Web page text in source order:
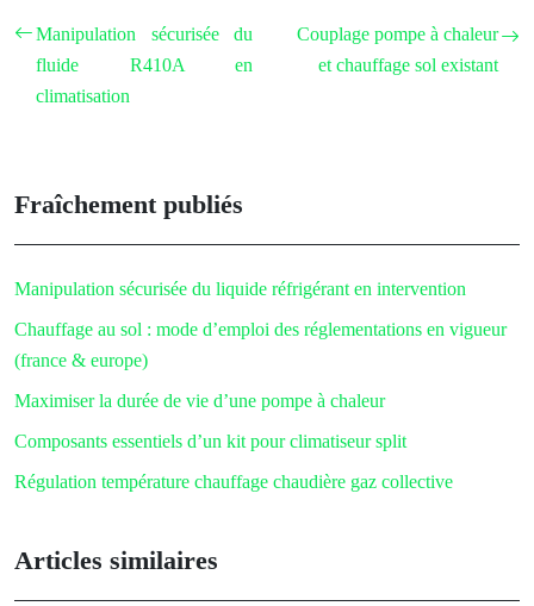
Manipulation sécurisée du
fluide R410A en
climatisation
Couplage pompe à chaleur
et chauffage sol existant
Fraîchement publiés
Manipulation sécurisée du liquide réfrigérant en intervention
Chauffage au sol : mode d’emploi des réglementations en vigueur
(france & europe)
Maximiser la durée de vie d’une pompe à chaleur
Composants essentiels d’un kit pour climatiseur split
Régulation température chauffage chaudière gaz collective
Articles similaires